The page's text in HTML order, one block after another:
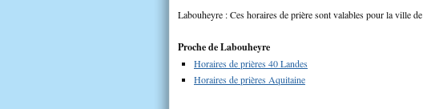
Labouheyre : Ces horaires de prière sont valables pour la ville de
Proche de Labouheyre
Horaires de prières 40 Landes
Horaires de prières Aquitaine